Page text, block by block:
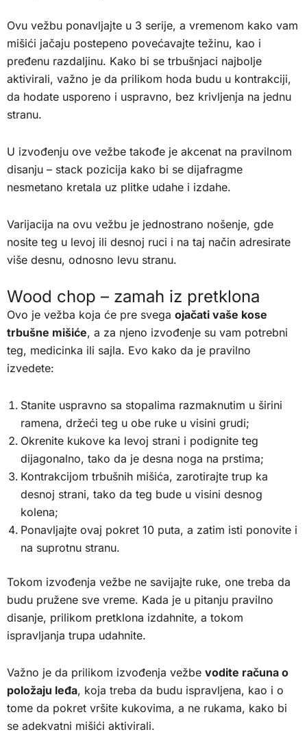
Ovu vežbu ponavljajte u 3 serije, a vremenom kako vam
mišići jačaju postepeno povećavajte težinu, kao i
pređenu razdaljinu. Kako bi se trbušnjaci najbolje
aktivirali, važno je da prilikom hoda budu u kontrakciji,
da hodate usporeno i uspravno, bez krivljenja na jednu
stranu.
U izvođenju ove vežbe takođe je akcenat na pravilnom
disanju – stack pozicija kako bi se dijafragme
nesmetano kretala uz plitke udahe i izdahe.
Varijacija na ovu vežbu je jednostrano nošenje, gde
nosite teg u levoj ili desnoj ruci i na taj način adresirate
više desnu, odnosno levu stranu.
Wood chop – zamah iz pretklona
Ovo je vežba koja će pre svega ojačati vaše kose
trbušne mišiće, a za njeno izvođenje su vam potrebni
teg, medicinka ili sajla. Evo kako da je pravilno
izvedete:
Stanite uspravno sa stopalima razmaknutim u širini
ramena, držeći teg u obe ruke u visini grudi;
Okrenite kukove ka levoj strani i podignite teg
dijagonalno, tako da je desna noga na prstima;
Kontrakcijom trbušnih mišića, zarotirajte trup ka
desnoj strani, tako da teg bude u visini desnog
kolena;
Ponavljajte ovaj pokret 10 puta, a zatim isti ponovite i
na suprotnu stranu.
Tokom izvođenja vežbe ne savijajte ruke, one treba da
budu pružene sve vreme. Kada je u pitanju pravilno
disanje, prilikom pretklona izdahnite, a tokom
ispravljanja trupa udahnite.
Važno je da prilikom izvođenja vežbe vodite računa o
položaju leđa, koja treba da budu ispravljena, kao i o
tome da pokret vršite kukovima, a ne rukama, kako bi
se adekvatni mišići aktivirali.